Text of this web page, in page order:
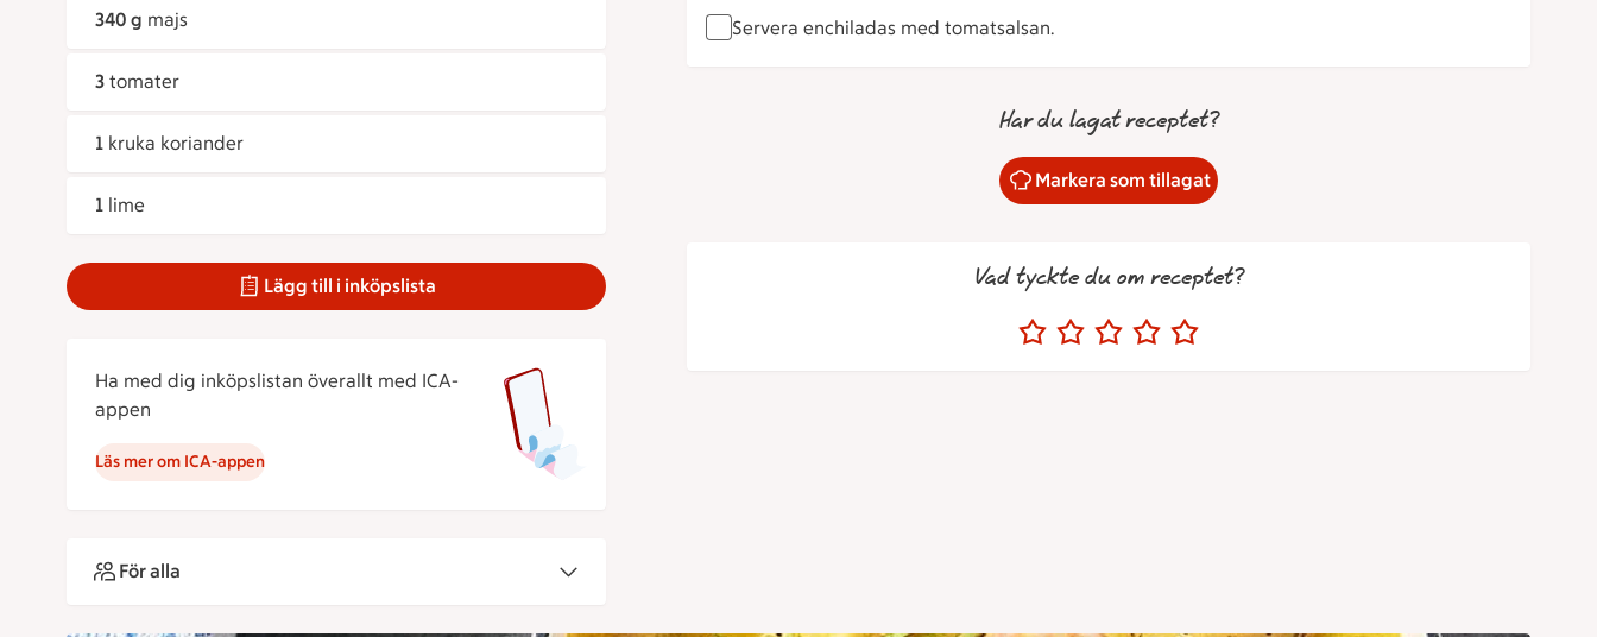
340 g majs
3 tomater
1 kruka koriander
1 lime
Lägg till i inköpslista
Ha med dig inköpslistan överallt med ICA-
appen
Läs mer om ICA-appen
För alla
Servera enchiladas med tomatsalsan.
Har du lagat receptet?
Markera som tillagat
Vad tyckte du om receptet?